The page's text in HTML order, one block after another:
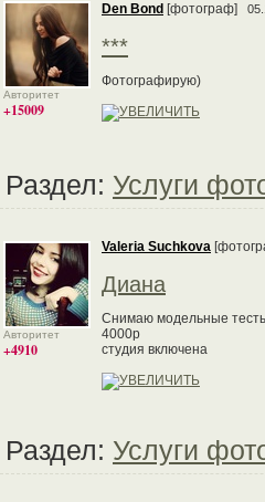
Авторитет
+15009
Den Bond [фотограф]
***
Фотографирую)
Раздел: Услуги
Авторитет
+4910
Valeria Suchkova
Диана
Снимаю модельные
4000р
студия включена
Раздел: Услуги